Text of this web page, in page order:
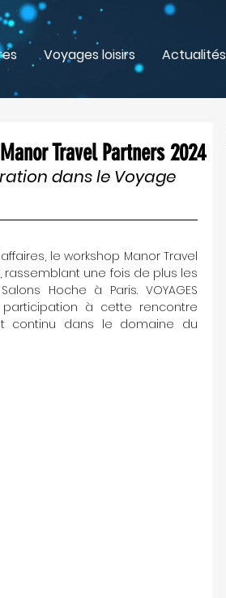
Voyages loisirs Actualités
Manor Travel Partners 2024
dans le Voyage
le workshop Manor Travel
rassemblant une fois de plus les
Hoche à Paris. VOYAGES
participation à cette rencontre
continu dans le domaine du